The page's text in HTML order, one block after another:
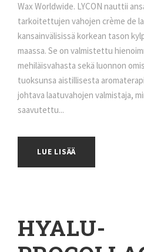
Wax Worldwide. LYCON nauttii
tarkoitettujen vahojen crème de
kansainvälisissä korkean tason
maassa. Se on valmistettu
mehiläisvahasta sekä luonnon
tuoksunsa aistillisesta
johtava laatuvahojen valmistaja,
saavutettu...
LUE LISÄÄ
HYALU-